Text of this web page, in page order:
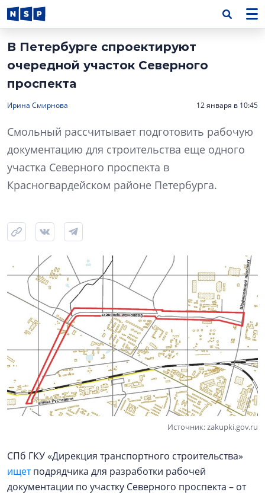
В Петербурге спроектируют
очередной участок Северного
проспекта
Ирина Смирнова 12 января в 10:45
Смольный рассчитывает подготовить рабочую
документацию для строительства еще одного
участка Северного проспекта в
Красногвардейском районе Петербурга.
Источник: zakupki.gov.ru
СПб ГКУ «Дирекция транспортного строительства»
ищетподрядчика для разработки рабочей
документации по участку Северного проспекта – от